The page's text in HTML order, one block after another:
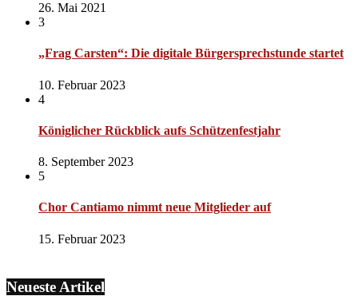
26. Mai 2021
3
„Frag Carsten“: Die digitale Bürgersprechstunde startet
10. Februar 2023
4
Königlicher Rückblick aufs Schützenfestjahr
8. September 2023
5
Chor Cantiamo nimmt neue Mitglieder auf
15. Februar 2023
Neueste Artikel